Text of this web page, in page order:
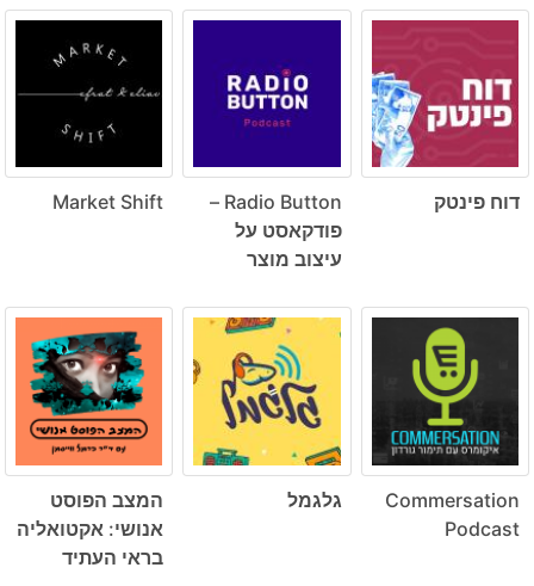
דוח פינטק
Radio Button –
פודקאסט על
עיצוב מוצר
Market Shift
Commersation
Podcast
גלגמל
המצב הפוסט
אנושי: אקטואליה
בראי העתיד